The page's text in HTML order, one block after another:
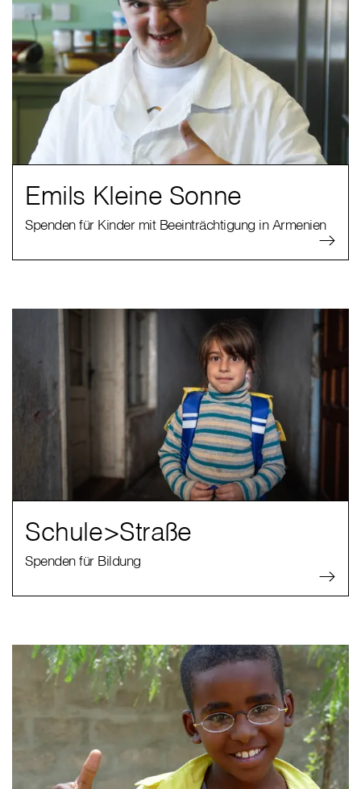
Emils Kleine Sonne
Spenden für Kinder mit Beeinträchtigung in Armenien
Schule>Straße
Spenden für Bildung